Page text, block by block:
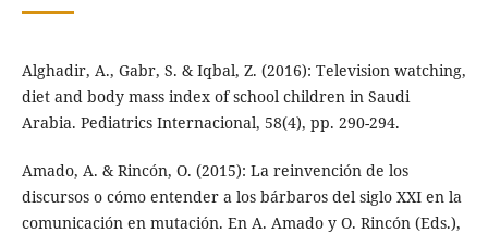
Alghadir, A., Gabr, S. & Iqbal, Z. (2016): Television watching,
diet and body mass index of school children in Saudi
Arabia. Pediatrics Internacional, 58(4), pp. 290-294.
Amado, A. & Rincón, O. (2015): La reinvención de los
discursos o cómo entender a los bárbaros del siglo XXI en la
comunicación en mutación. En A. Amado y O. Rincón (Eds.),